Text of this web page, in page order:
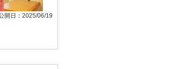
開日：2025/06/19